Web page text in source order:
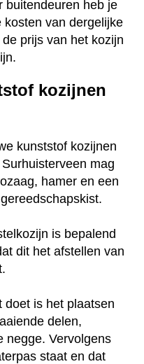
buitendeuren heb je
van dergelijke
prijs van het kozijn
kozijnen
kunststof kozijnen
mag
hamer en een
is bepalend
dit het afstellen van
doet is het plaatsen
delen,
negge. Vervolgens
staat en dat